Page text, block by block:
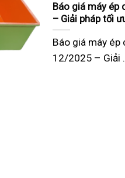
Báo giá máy ép
– Giải pháp tối
Báo giá máy ép
12/2025 – Giải